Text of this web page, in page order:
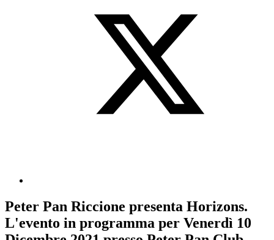
Peter Pan Riccione presenta Horizons.
L'evento in programma per Venerdì 10